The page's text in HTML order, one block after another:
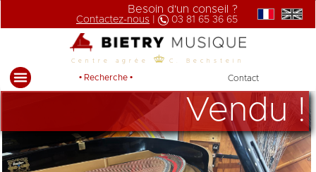
Besoin d'un conseil ?
Contactez-nous 03 81 65 36 65
Centre agrée C. Bechstein
• Recherche • Contact
Vendu !